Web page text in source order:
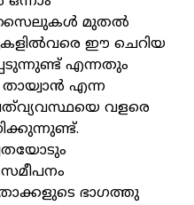
മുതല്‍
ഈ ചെറിയ
എന്നതും
എന്ന
വളരെ
ഭാഗത്തു